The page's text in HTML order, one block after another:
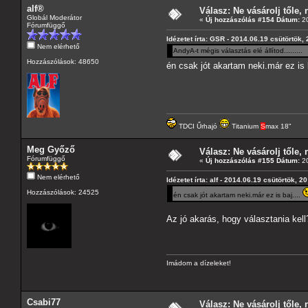
alf®
Globál Moderátor
Fórumfüggő
Nem elérhető
Hozzászólások: 48650
Válasz: Ne vásárolj tőle,
« Új hozzászólás #154 Dátum:
Idézetet írta: GSR - 2014.06.19 csütörtök,
AndyA-t mégis választás elé állítod.........
én csak jót akartam neki.már ez
TDCI Űrhajó Titanium Smax 18"
Meg Győző
Fórumfüggő
Nem elérhető
Hozzászólások: 24525
Válasz: Ne vásárolj tőle,
« Új hozzászólás #155 Dátum:
Idézetet írta: alf - 2014.06.19 csütörtök,
én csak jót akartam neki.már ez is baj....
Az jó akarás, hogy választania
Imádom a dízeleket!
Csabi77 Válasz: Ne vásárolj tőle,